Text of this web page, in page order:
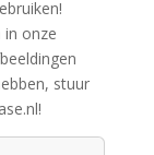
in onze
stuur